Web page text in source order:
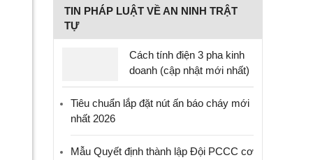
TIN PHÁP LUẬT VỀ AN NINH TRẬT
TỰ
Cách tính điện 3 pha kinh
doanh (cập nhật mới nhất)
Tiêu chuẩn lắp đặt nút ấn báo cháy mới
nhất 2026
Mẫu Quyết định thành lập Đội PCCC cơ